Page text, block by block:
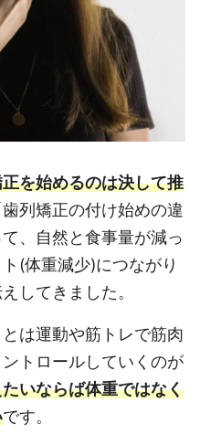
を始めるのは決して推
列矯正の付け始めの違
、自然と食事量が減っ
(体重減少)につながり
してきました。
は運動や筋トレで筋肉
トロールしていくのが
いならば体重ではなく
です。